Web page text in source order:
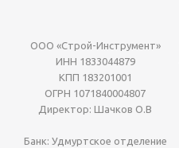
ООО «Строй-Инструмент»
ИНН 1833044879
КПП 183201001
ОГРН 1071840004807
Директор: Шачков О.В
Банк: Удмуртское отделение